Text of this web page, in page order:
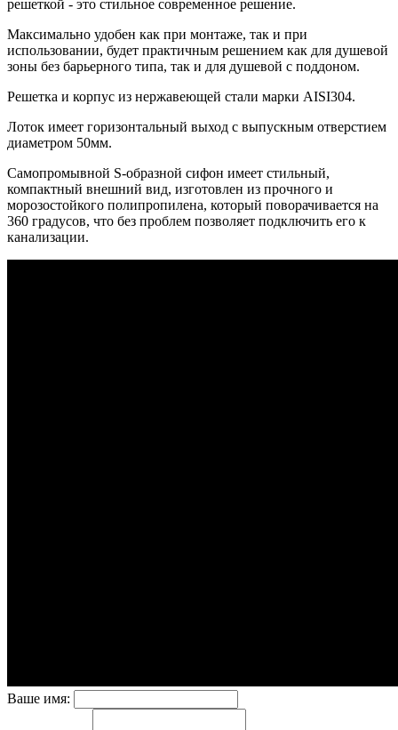
решеткой - это стильное современное решение.
Максимально удобен как при монтаже, так и при
использовании, будет практичным решением как для душевой
зоны без барьерного типа, так и для душевой с поддоном.
Решетка и корпус из нержавеющей стали марки AISI304.
Лоток имеет горизонтальный выход с выпускным отверстием
диаметром 50мм.
Самопромывной S-образной сифон имеет стильный,
компактный внешний вид, изготовлен из прочного и
морозостойкого полипропилена, который поворачивается на
360 градусов, что без проблем позволяет подключить его к
канализации.
Ваше имя: